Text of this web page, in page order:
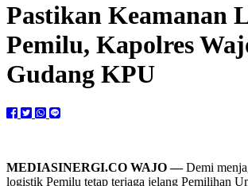
Pastikan Keamanan
Pemilu, Kapolres
Gudang KPU
MEDIASINERGI.CO WAJO —Demi
logistik Pemilu tetap terjaga jelang Pemilihan